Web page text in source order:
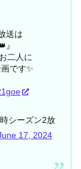
送は
』
二人に
です✨
シーズン2放
17, 2024